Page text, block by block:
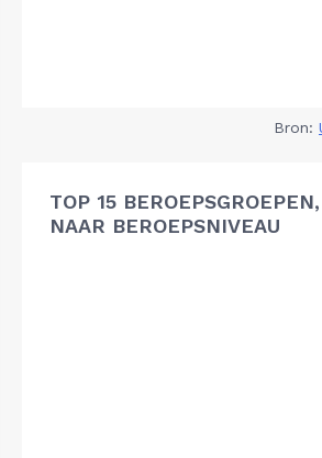
Bron:
TOP 15 BEROEPSGROEPEN,
NAAR BEROEPSNIVEAU